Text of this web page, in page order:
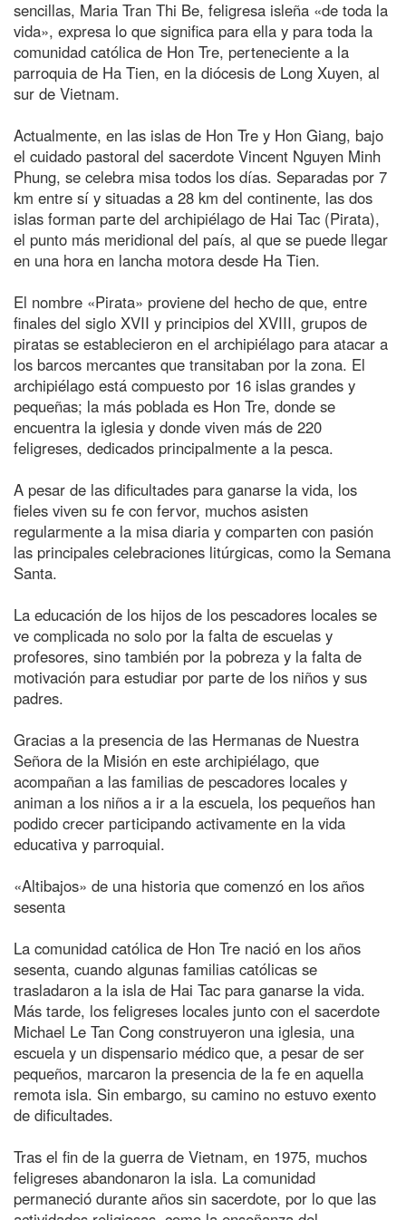
sencillas, Maria Tran Thi Be, feligresa isleña «de toda la
vida», expresa lo que significa para ella y para toda la
comunidad católica de Hon Tre, perteneciente a la
parroquia de Ha Tien, en la diócesis de Long Xuyen, al
sur de Vietnam.
Actualmente, en las islas de Hon Tre y Hon Giang, bajo
el cuidado pastoral del sacerdote Vincent Nguyen Minh
Phung, se celebra misa todos los días. Separadas por 7
km entre sí y situadas a 28 km del continente, las dos
islas forman parte del archipiélago de Hai Tac (Pirata),
el punto más meridional del país, al que se puede llegar
en una hora en lancha motora desde Ha Tien.
El nombre «Pirata» proviene del hecho de que, entre
finales del siglo XVII y principios del XVIII, grupos de
piratas se establecieron en el archipiélago para atacar a
los barcos mercantes que transitaban por la zona. El
archipiélago está compuesto por 16 islas grandes y
pequeñas; la más poblada es Hon Tre, donde se
encuentra la iglesia y donde viven más de 220
feligreses, dedicados principalmente a la pesca.
A pesar de las dificultades para ganarse la vida, los
fieles viven su fe con fervor, muchos asisten
regularmente a la misa diaria y comparten con pasión
las principales celebraciones litúrgicas, como la Semana
Santa.
La educación de los hijos de los pescadores locales se
ve complicada no solo por la falta de escuelas y
profesores, sino también por la pobreza y la falta de
motivación para estudiar por parte de los niños y sus
padres.
Gracias a la presencia de las Hermanas de Nuestra
Señora de la Misión en este archipiélago, que
acompañan a las familias de pescadores locales y
animan a los niños a ir a la escuela, los pequeños han
podido crecer participando activamente en la vida
educativa y parroquial.
«Altibajos» de una historia que comenzó en los años
sesenta
La comunidad católica de Hon Tre nació en los años
sesenta, cuando algunas familias católicas se
trasladaron a la isla de Hai Tac para ganarse la vida.
Más tarde, los feligreses locales junto con el sacerdote
Michael Le Tan Cong construyeron una iglesia, una
escuela y un dispensario médico que, a pesar de ser
pequeños, marcaron la presencia de la fe en aquella
remota isla. Sin embargo, su camino no estuvo exento
de dificultades.
Tras el fin de la guerra de Vietnam, en 1975, muchos
feligreses abandonaron la isla. La comunidad
permaneció durante años sin sacerdote, por lo que las